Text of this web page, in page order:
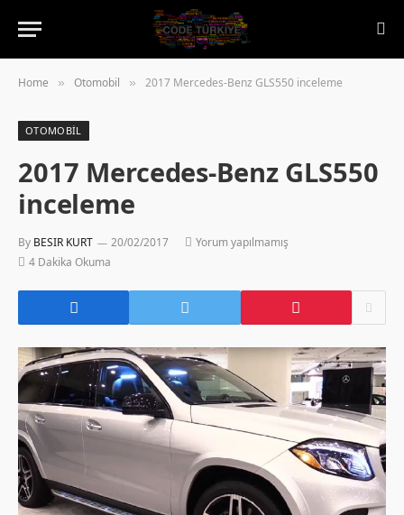
Home » Otomobil » 2017 Mercedes-Benz GLS550 inceleme
OTOMOBIL
2017 Mercedes-Benz GLS550
inceleme
By BESIR KURT 20/02/2017
Yorum yapılmamış
4 Dakika Okuma